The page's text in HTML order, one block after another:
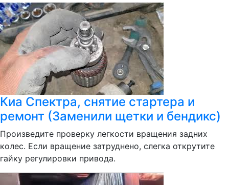
Киа Спектра, снятие стартера и
ремонт (Заменили щетки и бендикс)
Произведите проверку легкости вращения задних
колес. Если вращение затруднено, слегка открутите
гайку регулировки привода.